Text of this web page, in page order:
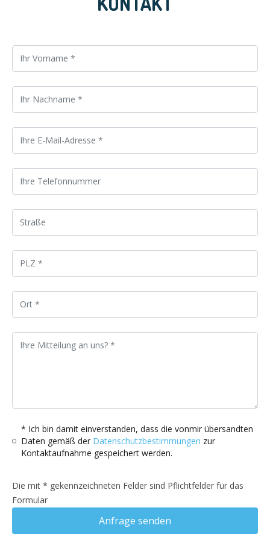
* Ich bin damit einverstanden, dass die vonmir übersandten
Daten gemäß der Datenschutzbestimmungen zur
Kontaktaufnahme gespeichert werden.
Die mit * gekennzeichneten Felder sind Pflichtfelder für das
Formular
Anfrage senden